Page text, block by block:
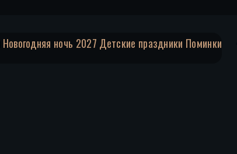
Новогодняя ночь 2027 Детские праздники Поминки